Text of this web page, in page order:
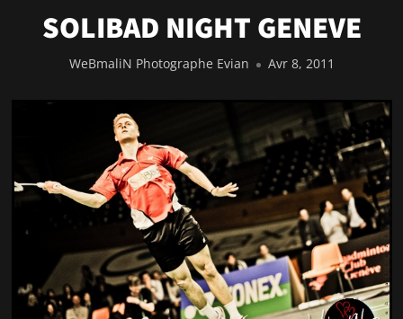
SOLIBAD NIGHT GENEVE
WeBmaliN Photographe Evian Avr 8, 2011